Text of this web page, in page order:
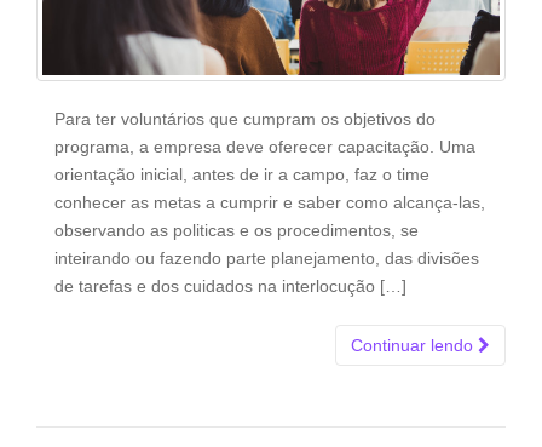
Para ter voluntários que cumpram os objetivos do
programa, a empresa deve oferecer capacitação. Uma
orientação inicial, antes de ir a campo, faz o time
conhecer as metas a cumprir e saber como alcança-las,
observando as politicas e os procedimentos, se
inteirando ou fazendo parte planejamento, das divisões
de tarefas e dos cuidados na interlocução […]
Continuar lendo